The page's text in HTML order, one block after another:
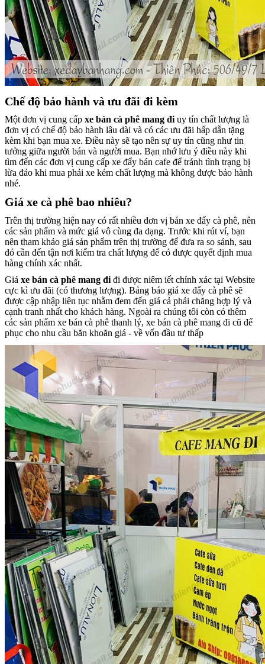
Chế độ bảo hành và ưu đãi đi kèm
Một đơn vị cung cấp xe bán cà phê mang điuy tín chất lượng là
đơn vị có chế độ bảo hành lâu dài và có các ưu đãi hấp dẫn tặng
kèm khi bạn mua xe. Điều này sẽ tạo nên sự uy tín cũng như tin
tưởng giữa người bán và người mua. Bạn nhớ lưu ý điều này khi
tìm đến các đơn vị cung cấp xe đẩy bán cafe để tránh tình trạng bị
lừa đảo khi mua phải xe kém chất lượng mà không được bảo hành
nhé.
Giá xe cà phê bao nhiêu?
Trên thị trường hiện nay có rất nhiều đơn vị bán xe đẩy cà phê, nên
các sản phẩm và mức giá vô cùng đa dạng. Trước khi rút ví, bạn
nên tham khảo giá sản phẩm trên thị trường để đưa ra so sánh, sau
đó cần đến tận nơi kiểm tra chất lượng để có được quyết định mua
hàng chính xác nhất.
Giá xe bán cà phê mang điđi được niêm iết chính xác tại Website
cực kì ưu đãi (có thương lượng). Bảng báo giá xe đẩy cà phê sẽ
được cập nhập liên tục nhằm đem đến giá cả phải chăng hợp lý và
cạnh tranh nhất cho khách hàng. Ngoài ra chúng tôi còn có thêm
các sản phẩm xe bán cà phê thanh lý, xe bán cà phê mang đi cũ để
phục cho nhu cầu băn khoăn giá - về vốn đầu tư thấp